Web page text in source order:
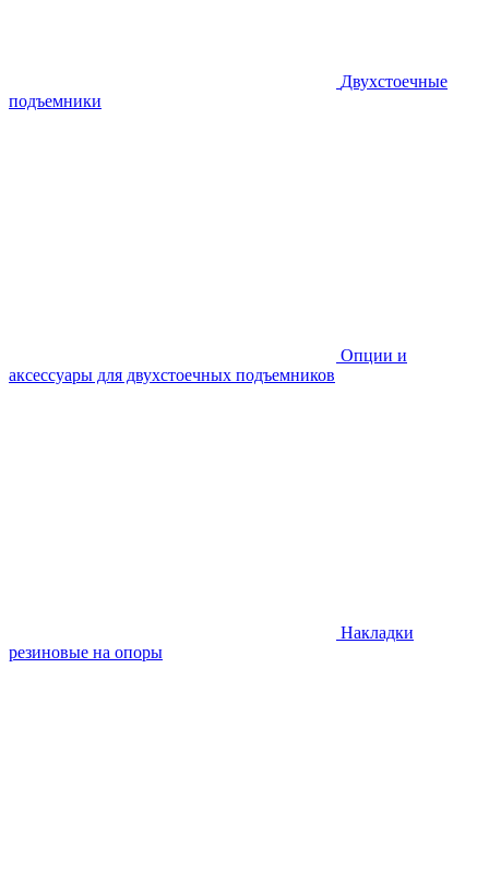
Двухстоечные
подъемники
Опции и
аксессуары для двухстоечных подъемников
Накладки
резиновые на опоры